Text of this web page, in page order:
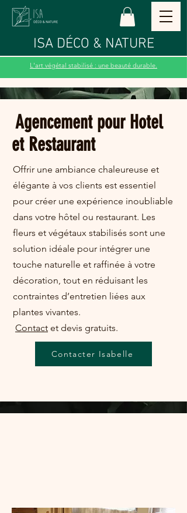
ISA DÉCO & NATURE
L'art végétal stabilisé : une beauté durable.
Agencement pour Hotel
et Restaurant
Offrir une ambiance chaleureuse et
élégante à vos clients est essentiel
pour créer une expérience inoubliable
dans votre hôtel ou restaurant. Les
fleurs et végétaux stabilisés sont une
solution idéale pour intégrer une
touche naturelle et raffinée à votre
décoration, tout en réduisant les
contraintes d’entretien liées aux
plantes vivantes.
Contact et devis gratuits.
Contacter Isabelle